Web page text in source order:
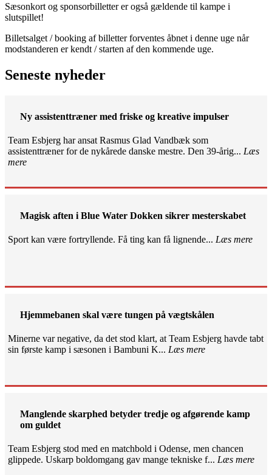
Sæsonkort og sponsorbilletter er også gældende til kampe i
slutspillet!
Billetsalget / booking af billetter forventes åbnet i denne uge når
modstanderen er kendt / starten af den kommende uge.
Seneste nyheder
Ny assistenttræner med friske og kreative impulser
Team Esbjerg har ansat Rasmus Glad Vandbæk som
assistenttræner for de nykårede danske mestre. Den 39-årig... Læs
mere
Magisk aften i Blue Water Dokken sikrer mesterskabet
Sport kan være fortryllende. Få ting kan få lignende... Læs mere
Hjemmebanen skal være tungen på vægtskålen
Minerne var negative, da det stod klart, at Team Esbjerg havde tabt
sin første kamp i sæsonen i Bambuni K... Læs mere
Manglende skarphed betyder tredje og afgørende kamp
om guldet
Team Esbjerg stod med en matchbold i Odense, men chancen
glippede. Uskarp boldomgang gav mange tekniske f... Læs mere